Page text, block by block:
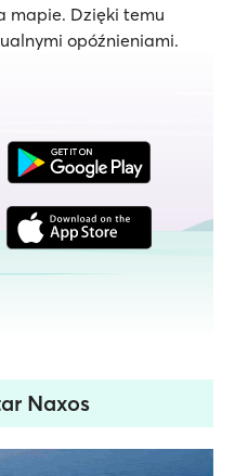
mapie. Dzięki temu
opóźnieniami.
Naxos